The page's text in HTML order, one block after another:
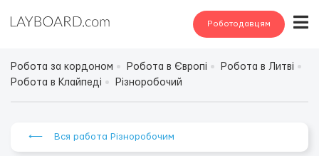
Роботодавцям
Робота за кордоном Робота в Європі
Робота в Литві
Робота в Клайпеді
Різноробочий
⟵ Вся работа Різноробочим